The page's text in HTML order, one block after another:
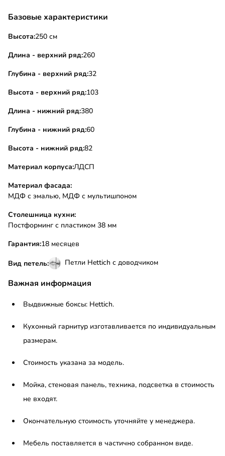
Базовые характеристики
Высота:250 см
Длина - верхний ряд:260
Глубина - верхний ряд:32
Высота - верхний ряд:103
Длина - нижний ряд:380
Глубина - нижний ряд:60
Высота - нижний ряд:82
Материал корпуса:ЛДСП
Материал фасада:
МДФ с эмалью, МДФ с мультишпоном
Столешница кухни:
Постформинг с пластиком 38 мм
Гарантия:18 месяцев
Вид петель: Петли Hettich с доводчиком
Важная информация
Выдвижные боксы: Hettich.
Кухонный гарнитур изготавливается по индивидуальным
размерам.
Стоимость указана за модель.
Мойка, стеновая панель, техника, подсветка в стоимость
не входят.
Окончательную стоимость уточняйте у менеджера.
Мебель поставляется в частично собранном виде.